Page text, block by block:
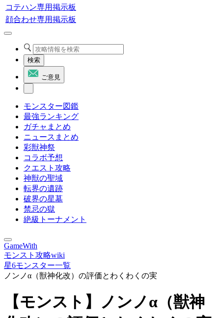
コテハン専用掲示板
顔合わせ専用掲示板
検索
ご意見
モンスター図鑑
最強ランキング
ガチャまとめ
ニュースまとめ
彩獣神祭
コラボ予想
クエスト攻略
神獣の聖域
転界の遺跡
破界の星墓
禁忌の獄
絶級トーナメント
GameWith
モンスト攻略wiki
星6モンスター一覧
ノンノα（獣神化改）の評価とわくわくの実
【モンスト】ノンノα（獣神